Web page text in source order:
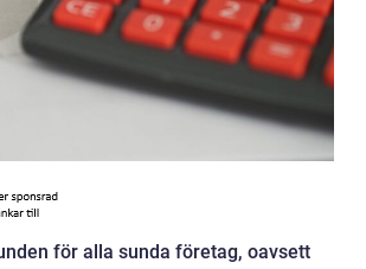
för alla sunda företag, oavsett